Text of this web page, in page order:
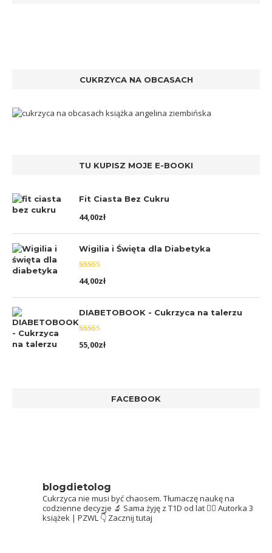
CUKRZYCA NA OBCASACH
TU KUPISZ MOJE E-BOOKI
Fit Ciasta Bez Cukru
44,00zł
Wigilia i Święta dla Diabetyka
Oceniono
5.00na 5
44,00zł
DIABETOBOOK - Cukrzyca na talerzu
Oceniono
5.00na 5
55,00zł
FACEBOOK
blogdietolog
Cukrzyca nie musi być chaosem. Tłumaczę naukę na
codzienne decyzje 🔬 Sama żyję z T1D od lat 👩‍⚕️ Autorka 3
książek | PZWL 👇 Zacznij tutaj